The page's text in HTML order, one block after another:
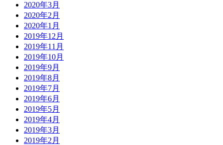
2020年3月
2020年2月
2020年1月
2019年12月
2019年11月
2019年10月
2019年9月
2019年8月
2019年7月
2019年6月
2019年5月
2019年4月
2019年3月
2019年2月